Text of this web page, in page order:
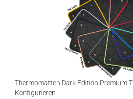
Thermomatten Dark Edition Premium
Konfigurieren